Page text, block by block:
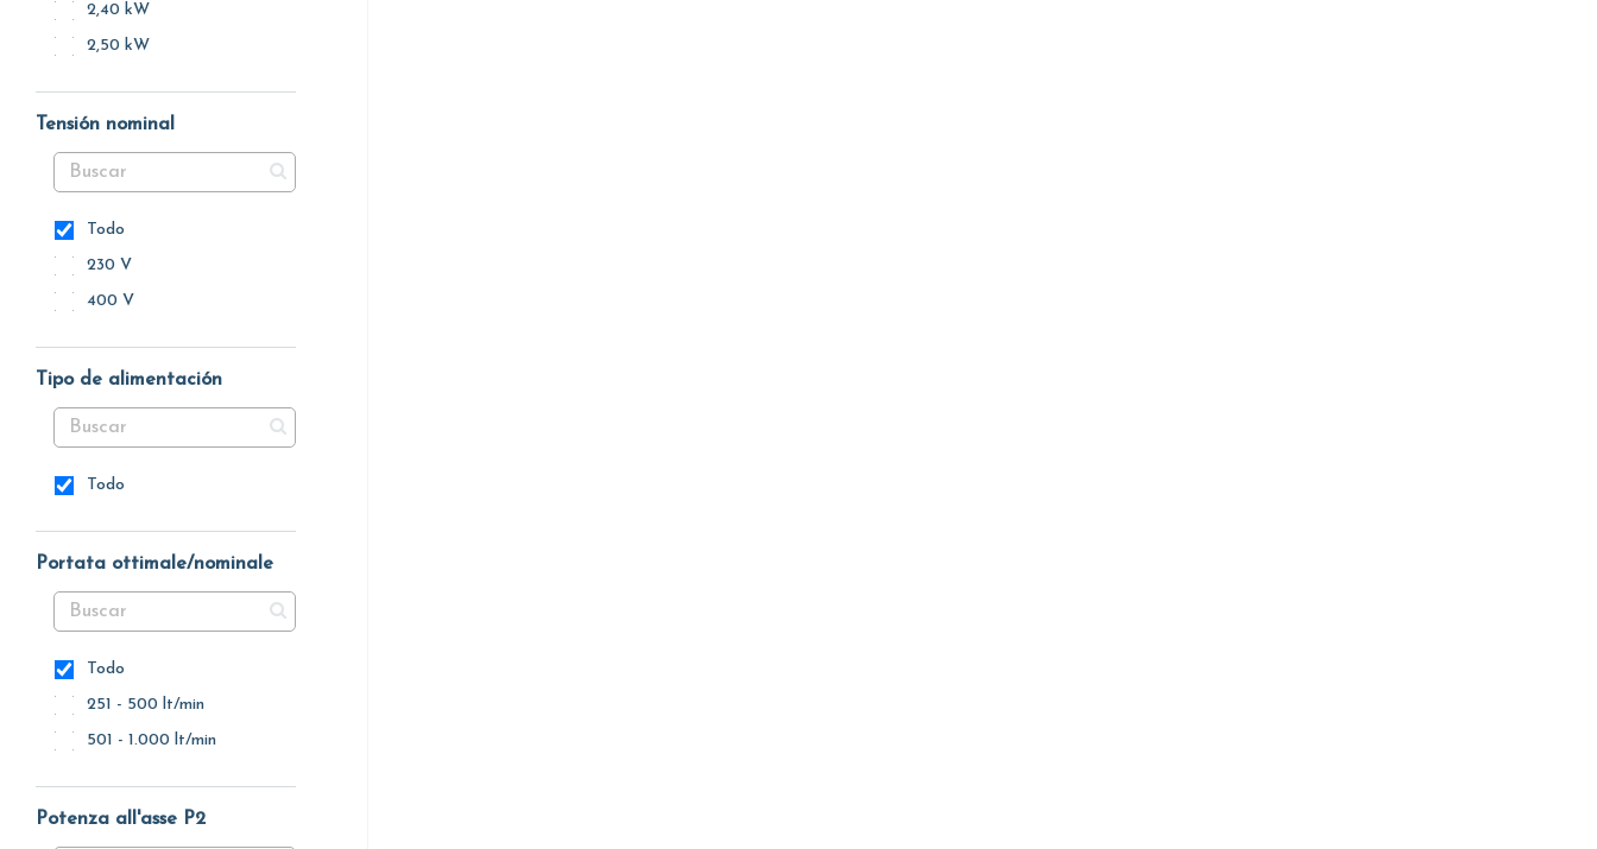
2,40 kW
2,50 kW
Tensión nominal
Todo
230 V
400 V
Tipo de alimentación
Todo
Portata ottimale/nominale
Todo
251 - 500 lt/min
501 - 1.000 lt/min
Potenza all'asse P2